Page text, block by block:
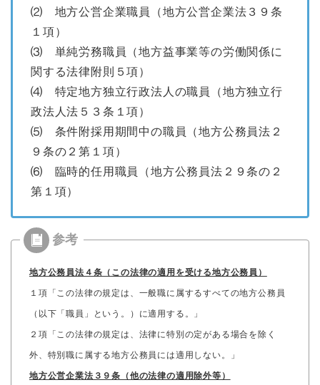
⑵ 地方公営企業職員（地方公営企業法３９条
１項）
⑶ 単純労務職員（地方益事業等の労働関係に
関する法律附則５項）
⑷ 特定地方独立行政法人の職員（地方独立行
政法人法５３条１項）
⑸ 条件附採用期間中の職員（地方公務員法２
９条の２第１項）
⑹ 臨時的任用職員（地方公務員法２９条の２
第１項）
地方公務員法４条（この法律の適用を受ける地方公務員）
１項「この法律の規定は、一般職に属するすべての地方公務員
（以下「職員」という。）に適用する。」
２項「この法律の規定は、法律に特別の定がある場合を除く
外、特別職に属する地方公務員には適用しない。」
地方公営企業法３９条（他の法律の適用除外等）